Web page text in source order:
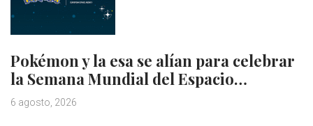
Pokémon y la esa se alían para celebrar
la Semana Mundial del Espacio…
6 agosto, 2026